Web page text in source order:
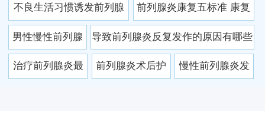
不喜欢喝水
不良生活习惯诱发前列腺
炎
前列腺炎康复五标准 康复
过程中有8点困难
男性慢性前列腺
炎的危害不容忽
导致前列腺炎反复发作的原因有哪些
治疗前列腺炎最 前列腺炎术后护 慢性前列腺炎发